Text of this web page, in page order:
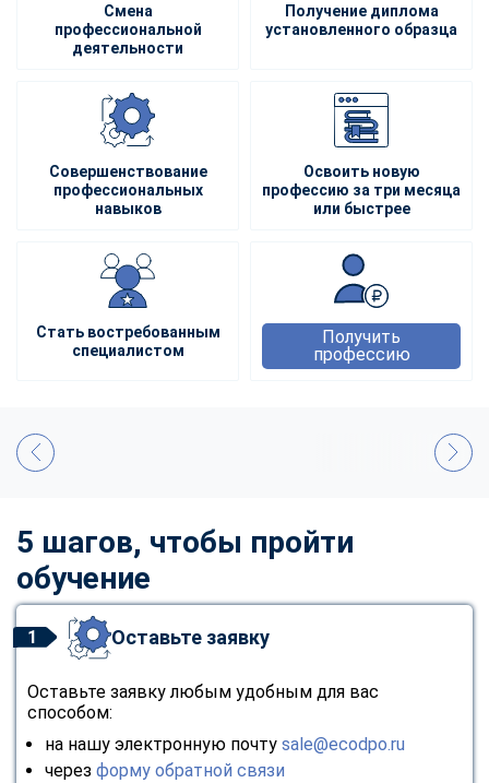
Смена
профессиональной
деятельности
Получение диплома
установленного образца
Совершенствование
профессиональных
навыков
Освоить новую
профессию за три месяца
или быстрее
Стать востребованным
специалистом
Получить
профессию
5 шагов, чтобы пройти
обучение
1 Оставьте заявку
Оставьте заявку любым удобным для вас
способом:
на нашу электронную почту sale@ecodpo.ru
через форму обратной связи